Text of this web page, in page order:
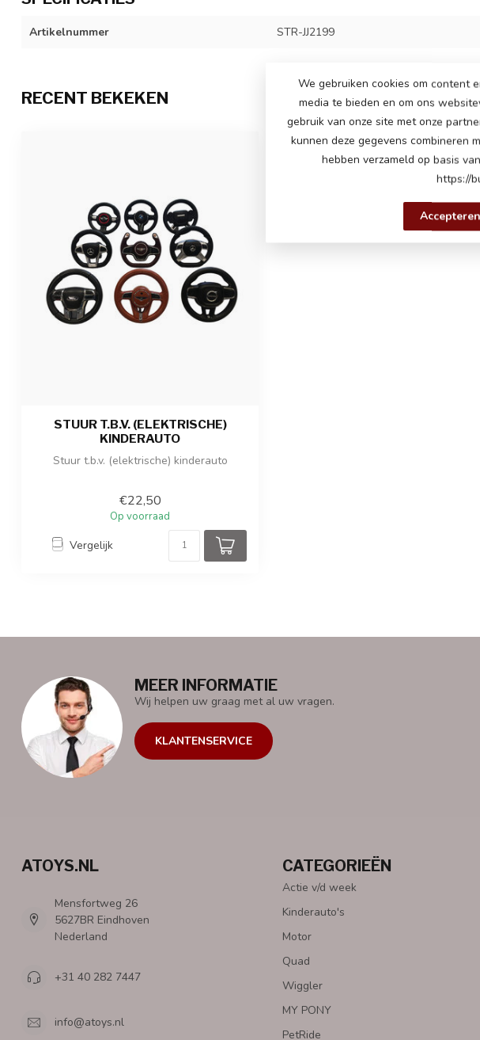
Artikelnummer STR-JJ2199
RECENT BEKEKEN
STUUR T.B.V. (ELEKTRISCHE)
KINDERAUTO
Stuur t.b.v. (elektrische) kinderauto
€22,50
Op voorraad
Vergelijk
MEER INFORMATIE
Wij helpen uw graag met al uw vragen.
KLANTENSERVICE
ATOYS.NL
Mensfortweg 26
5627BR Eindhoven
Nederland
+31 40 282 7447
info@atoys.nl
CATEGORIEËN
Actie v/d week
Kinderauto's
Motor
Quad
Wiggler
MY PONY
PetRide
We gebruiken cookies om content
media te bieden en om ons
gebruik van onze site met onze
kunnen deze gegevens combineren
hebben verzameld op basis
https://
Accepteren